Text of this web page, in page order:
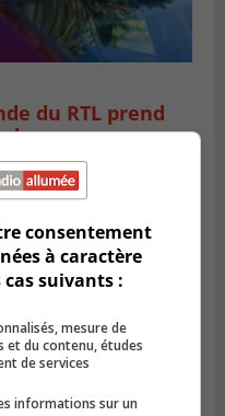
du RTL prend
consentement
à caractère
suivants :
mesure de
et du contenu, études
de services
informations sur un